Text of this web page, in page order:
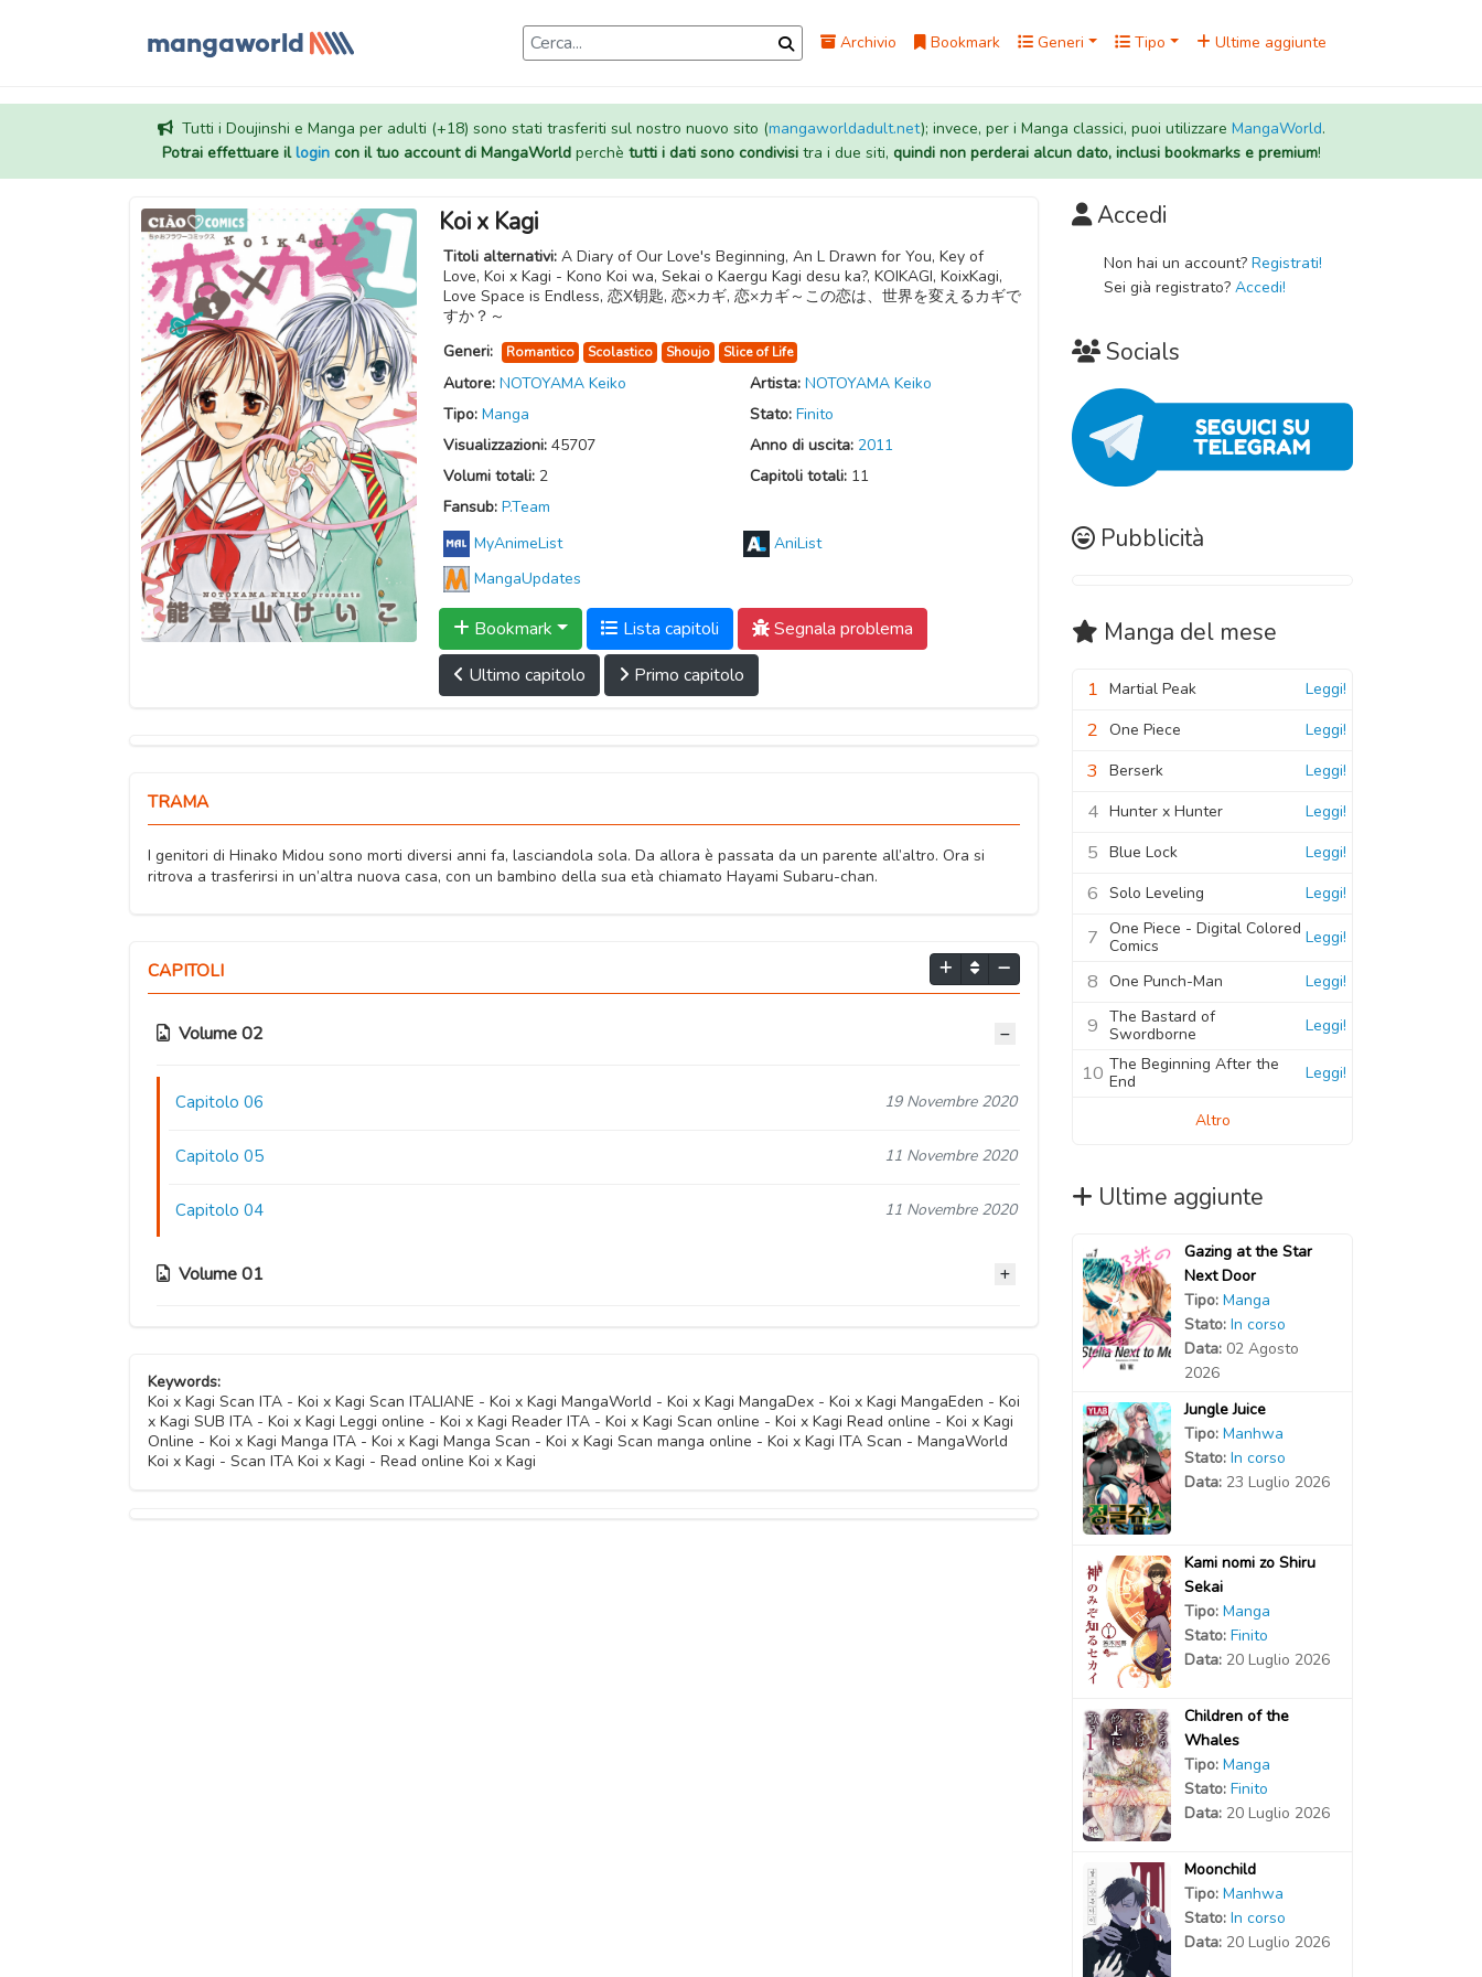
Archivio Bookmark Generi Tipo Ultime aggiunte
Tutti i Doujinshi e Manga per adulti (+18) sono stati trasferiti sul nostro nuovo sito (mangaworldadult.net); invece, per i Manga classici, puoi utilizzare MangaWorld.
Potrai effettuare illogincon il tuo account di MangaWorldperchè tutti i dati sono condivisitra i due siti, quindi non perderai alcun dato, inclusi bookmarks e premium!
Koi x Kagi
Titoli alternativi: A Diary of Our Love's Beginning, An L Drawn for You, Key of
Love, Koi x Kagi - Kono Koi wa, Sekai o Kaergu Kagi desu ka?, KOIKAGI, KoixKagi,
Love Space is Endless, 恋X钥匙, 恋×カギ, 恋×カギ～この恋は、世界を変えるカギで
すか？～
Generi:
Romantico Scolastico Shoujo Slice of Life
Autore: NOTOYAMA Keiko Artista: NOTOYAMA Keiko
Tipo: Manga Stato: Finito
Visualizzazioni: 45707 Anno di uscita: 2011
Volumi totali: 2 Capitoli totali: 11
Fansub: P.Team
MyAnimeList
AniList
MangaUpdates
Bookmark Lista capitoli
Segnala problema
Ultimo capitolo
Primo capitolo
TRAMA
I genitori di Hinako Midou sono morti diversi anni fa, lasciandola sola. Da allora è passata da un parente all’altro. Ora si
ritrova a trasferirsi in un’altra nuova casa, con un bambino della sua età chiamato Hayami Subaru-chan.
CAPITOLI
Volume 02
Capitolo 06 19 Novembre 2020
Capitolo 05 11 Novembre 2020
Capitolo 04 11 Novembre 2020
Volume 01
Capitolo 02 11 Novembre 2020
Capitolo 01 11 Novembre 2020
Keywords:
Koi x Kagi Scan ITA - Koi x Kagi Scan ITALIANE - Koi x Kagi MangaWorld - Koi x Kagi MangaDex - Koi x Kagi MangaEden - Koi
x Kagi SUB ITA - Koi x Kagi Leggi online - Koi x Kagi Reader ITA - Koi x Kagi Scan online - Koi x Kagi Read online - Koi x Kagi
Online - Koi x Kagi Manga ITA - Koi x Kagi Manga Scan - Koi x Kagi Scan manga online - Koi x Kagi ITA Scan - MangaWorld
Koi x Kagi - Scan ITA Koi x Kagi - Read online Koi x Kagi
Accedi
Non hai un account? Registrati!
Sei già registrato? Accedi!
Socials
Pubblicità
Manga del mese
1 Martial Peak Leggi!
2 One Piece Leggi!
3 Berserk Leggi!
4 Hunter x Hunter Leggi!
5 Blue Lock Leggi!
6 Solo Leveling Leggi!
7 One Piece - Digital Colored
Comics
Leggi!
8 One Punch-Man Leggi!
9 The Bastard of
Swordborne
Leggi!
10 The Beginning After the
End
Leggi!
Altro
Ultime aggiunte
Gazing at the Star
Next Door
Tipo: Manga
Stato: In corso
Data: 02 Agosto
2026
Jungle Juice
Tipo: Manhwa
Stato: In corso
Data: 23 Luglio 2026
Kami nomi zo Shiru
Sekai
Tipo: Manga
Stato: Finito
Data: 20 Luglio 2026
Children of the
Whales
Tipo: Manga
Stato: Finito
Data: 20 Luglio 2026
Moonchild
Tipo: Manhwa
Stato: In corso
Data: 20 Luglio 2026